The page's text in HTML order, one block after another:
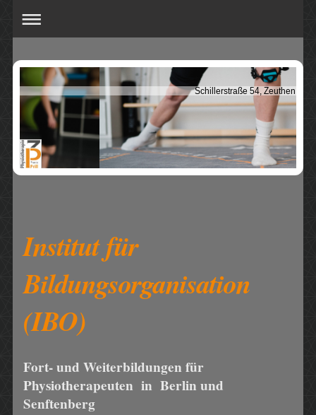
Schillerstraße 54, Zeuthen
Institut für
Bildungsorganisation
(IBO)
Fort- und Weiterbildungen für
Physiotherapeuten in Berlin und
Senftenberg